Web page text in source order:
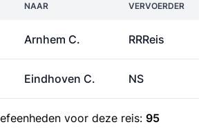
NAAR VERVOERDER
Arnhem C. RRReis
Eindhoven C. NS
voor deze reis: 95